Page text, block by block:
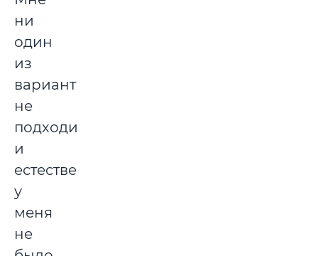
ни
один
из
вариантов
не
подходил,
и
естественно,
у
меня
не